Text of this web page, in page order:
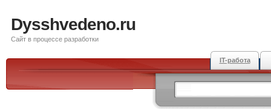
Dysshvedeno.ru
Сайт в процессе разработки
IT-работа